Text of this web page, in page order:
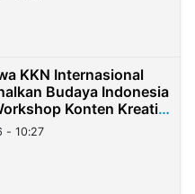
KKN Internasional
Budaya Indonesia
Konten Kreatif
- 10:27